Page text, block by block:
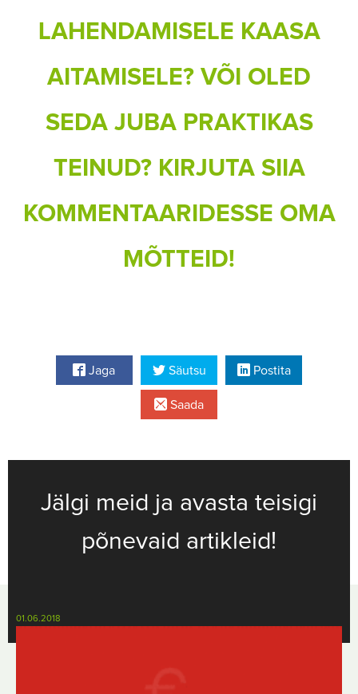
LAHENDAMISELE KAASA
AITAMISELE? VÕI OLED
SEDA JUBA PRAKTIKAS
TEINUD? KIRJUTA SIIA
KOMMENTAARIDESSE OMA
MÕTTEID!
Jaga Säutsu Postita
Saada
Jälgi meid ja avasta teisigi
põnevaid artikleid!
01.06.2018